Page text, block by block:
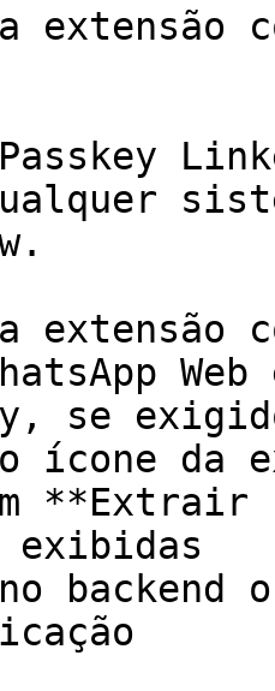
a extensão
se
ícone da
**Extrair
exibidas
backend